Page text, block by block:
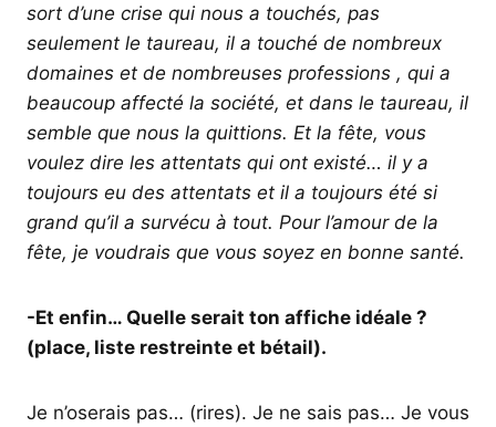
sort d’une crise qui nous a touchés, pas
seulement le taureau, il a touché de nombreux
domaines et de nombreuses professions , qui a
beaucoup affecté la société, et dans le taureau, il
semble que nous la quittions. Et la fête, vous
voulez dire les attentats qui ont existé… il y a
toujours eu des attentats et il a toujours été si
grand qu’il a survécu à tout. Pour l’amour de la
fête, je voudrais que vous soyez en bonne santé.
-Et enfin… Quelle serait ton affiche idéale ?
(place, liste restreinte et bétail).
Je n’oserais pas… (rires). Je ne sais pas… Je vous